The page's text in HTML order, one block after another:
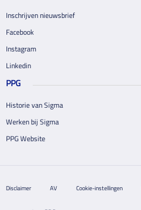
Inschrijven nieuwsbrief
Facebook
Instagram
Linkedin
PPG
Historie van Sigma
Werken bij Sigma
PPG Website
Disclaimer AV Cookie-instellingen